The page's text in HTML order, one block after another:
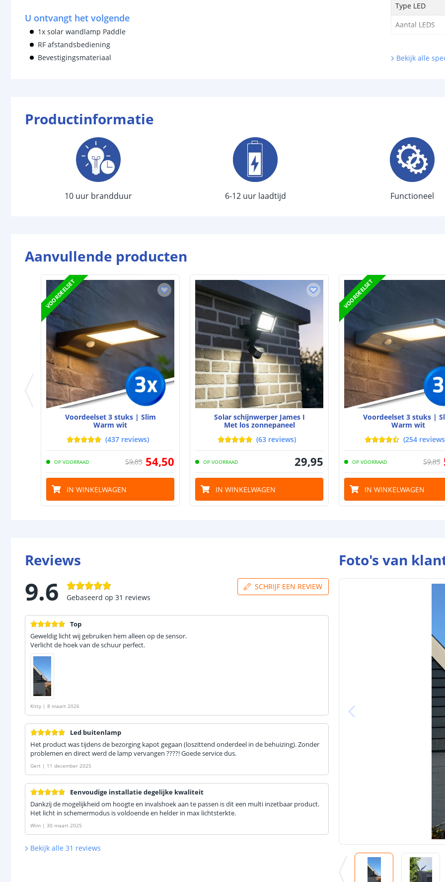
U ontvangt het volgende
1x solar wandlamp Paddle
RF afstandsbediening
Bevestigingsmateriaal
Type LED
Aantal LEDS
Detectiehoek
Schakelaar
Aantal
Laadtijd
Solar
Capaciteit
De meest
blog
Bekijk alle
Productinformatie
10 uur brandduur 6-12 uur laadtijd Functioneel
Aanvullende producten
VOORDEELSET
Voordeelset 3 stuks | Slim
Warm wit
(437 reviews)
OP VOORRAAD 59,85 54,50
IN WINKELWAGEN
Solar schijnwerper James I
Met los zonnepaneel
(63 reviews)
OP VOORRAAD 29,95
IN WINKELWAGEN
VOORDEELSET
Voordeelset 3 stuks |
Warm wit
(254 reviews
OP VOORRAAD 59,85
IN WINKELWAGEN
Reviews
9.6 Gebaseerd op 31 reviews
SCHRIJF EEN REVIEW
Top
Geweldig licht wij gebruiken hem alleen op de sensor.
Verlicht de hoek van de schuur perfect.
Kitty | 8 maart 2026
Led buitenlamp
Het product was tijdens de bezorging kapot gegaan (loszittend onderdeel in de behuizing). Zonder
problemen en direct werd de lamp vervangen ????! Goede service dus.
Gert | 11 december 2025
Eenvoudige installatie degelijke kwaliteit
Dankzij de mogelijkheid om hoogte en invalshoek aan te passen is dit een multi inzetbaar product.
Het licht in schemermodus is voldoende en helder in max lichtsterkte.
Wim | 30 maart 2025
Bekijk alle 31 reviews
Foto's van